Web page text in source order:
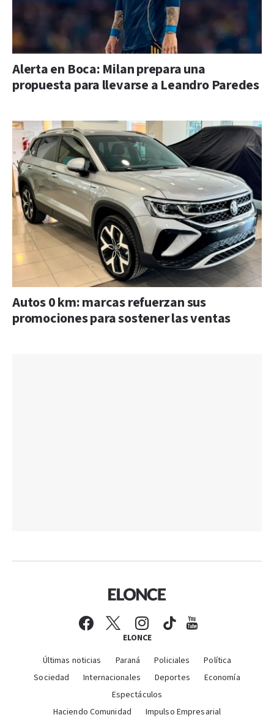
Alerta en Boca: Milan prepara una
propuesta para llevarse a Leandro Paredes
Autos 0 km: marcas refuerzan sus
promociones para sostener las ventas
ELONCE
Últimas noticias Paraná Policiales
Política
Sociedad
Internacionales Deportes
Economía
Espectáculos
Haciendo Comunidad
Impulso Empresarial